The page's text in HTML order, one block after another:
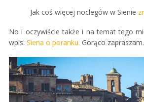
Jak coś więcej noclegów w Sienie
No i oczywiście także i na temat tego
wpis: Siena o poranku. Gorąco zapraszam.